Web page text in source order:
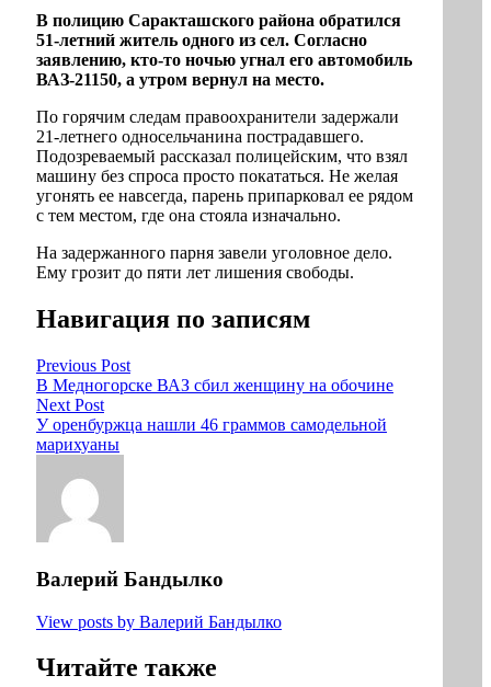
В полицию Саракташского района обратился
51-летний житель одного из сел. Согласно
заявлению, кто-то ночью угнал его автомобиль
ВАЗ-21150, а утром вернул на место.
По горячим следам правоохранители задержали
21-летнего односельчанина пострадавшего.
Подозреваемый рассказал полицейским, что взял
машину без спроса просто покататься. Не желая
угонять ее навсегда, парень припарковал ее рядом
с тем местом, где она стояла изначально.
На задержанного парня завели уголовное дело.
Ему грозит до пяти лет лишения свободы.
Навигация по записям
Previous Post
В Медногорске ВАЗ сбил женщину на обочине
Next Post
У оренбуржца нашли 46 граммов самодельной
марихуаны
Валерий Бандылко
View posts by Валерий Бандылко
Читайте также